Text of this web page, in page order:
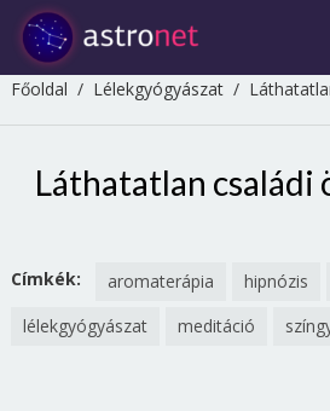
Főoldal / Lélekgyógyászat/
Láthatatlan családi
Címkék: aromaterápia hipnózis
lélekgyógyászat
meditáció